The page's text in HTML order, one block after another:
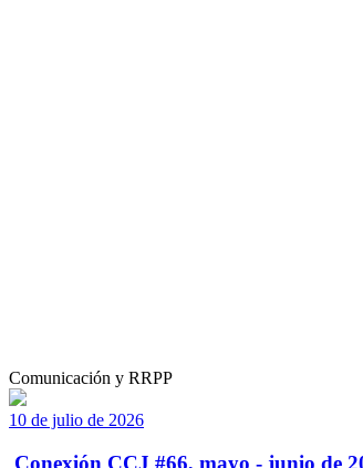
Comunicación y RRPP
10 de julio de 2026
Conexión CCJ #66, mayo - junio de